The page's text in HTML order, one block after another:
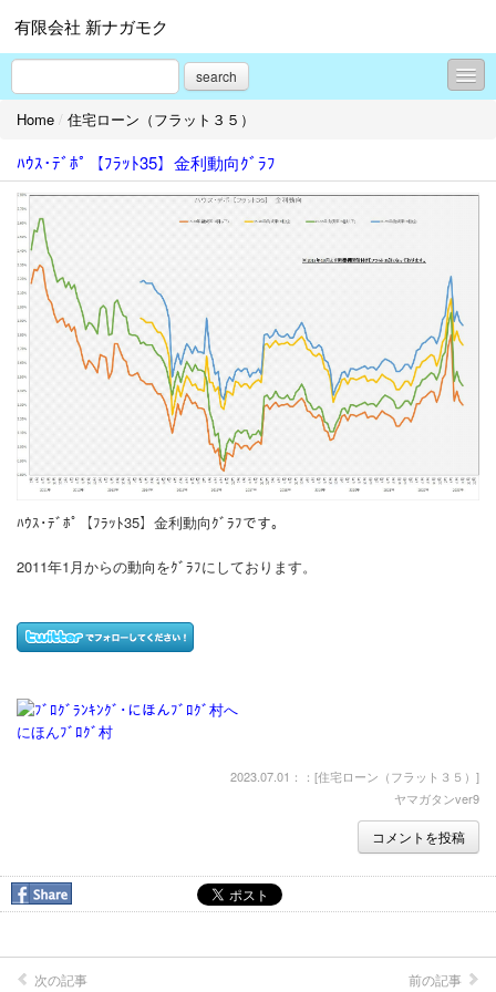
有限会社 新ナガモク
search
イベント案内
住宅資材および取扱商品
独り言？
プロフィール
お問合せ
Home / 住宅ローン（フラット３５）
ﾊｳｽ･ﾃﾞﾎﾟ【ﾌﾗｯﾄ35】金利動向ｸﾞﾗﾌ
ﾊｳｽ･ﾃﾞﾎﾟ【ﾌﾗｯﾄ35】金利動向ｸﾞﾗﾌです。
2011年1月からの動向をｸﾞﾗﾌにしております。
にほんﾌﾞﾛｸﾞ村
2023.07.01：：[住宅ローン（フラット３５） ]
ヤマガタンver9
コメントを投稿
次の記事 前の記事